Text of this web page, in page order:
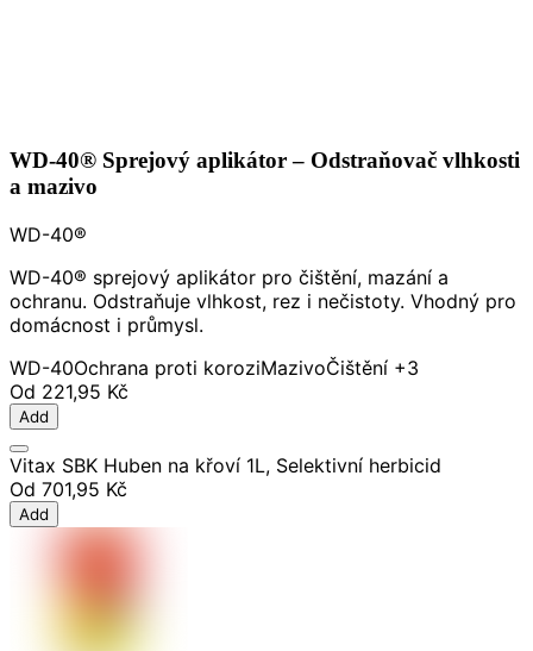
WD-40® Sprejový aplikátor – Odstraňovač vlhkosti
a mazivo
WD-40®
WD-40® sprejový aplikátor pro čištění, mazání a
ochranu. Odstraňuje vlhkost, rez i nečistoty. Vhodný pro
domácnost i průmysl.
WD-40Ochrana proti koroziMazivoČištění +3
Od 221,95 Kč
Add
Vitax SBK Huben na křoví 1L, Selektivní herbicid
Od 701,95 Kč
Add